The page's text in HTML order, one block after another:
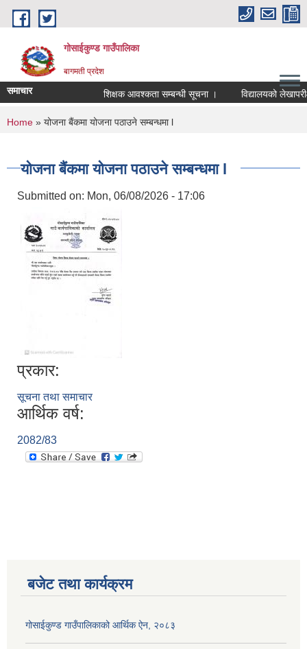
Skip to main content
गोसाईकुण्ड गाउँपालिका
बागमती प्रदेश
समाचार शिक्षक आवश्कता सम्बन्धी सूचना । विद्यालयको
You are here
Home » योजना बैंकमा योजना पठाउने सम्बन्धमा l
योजना बैंकमा योजना पठाउने सम्बन्धमा l
Submitted on: Mon, 06/08/2026 - 17:06
प्रकार:
सूचना तथा समाचार
आर्थिक वर्ष:
2082/83
बजेट तथा कार्यक्रम
गोसाईकुण्ड गाउँपालिकाको आर्थिक ऐन, २०८३